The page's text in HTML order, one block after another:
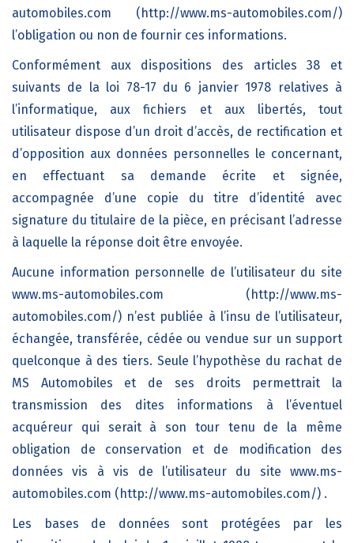
automobiles.com (http://www.ms-automobiles.com/)
l’obligation ou non de fournir ces informations.
Conformément aux dispositions des articles 38 et
suivants de la loi 78-17 du 6 janvier 1978 relatives à
l’informatique, aux fichiers et aux libertés, tout
utilisateur dispose d’un droit d’accès, de rectification et
d’opposition aux données personnelles le concernant,
en effectuant sa demande écrite et signée,
accompagnée d’une copie du titre d’identité avec
signature du titulaire de la pièce, en précisant l’adresse
à laquelle la réponse doit être envoyée.
Aucune information personnelle de l’utilisateur du site
www.ms-automobiles.com (http://www.ms-
automobiles.com/) n’est publiée à l’insu de l’utilisateur,
échangée, transférée, cédée ou vendue sur un support
quelconque à des tiers. Seule l’hypothèse du rachat de
MS Automobiles et de ses droits permettrait la
transmission des dites informations à l’éventuel
acquéreur qui serait à son tour tenu de la même
obligation de conservation et de modification des
données vis à vis de l’utilisateur du site www.ms-
automobiles.com (http://www.ms-automobiles.com/) .
Les bases de données sont protégées par les